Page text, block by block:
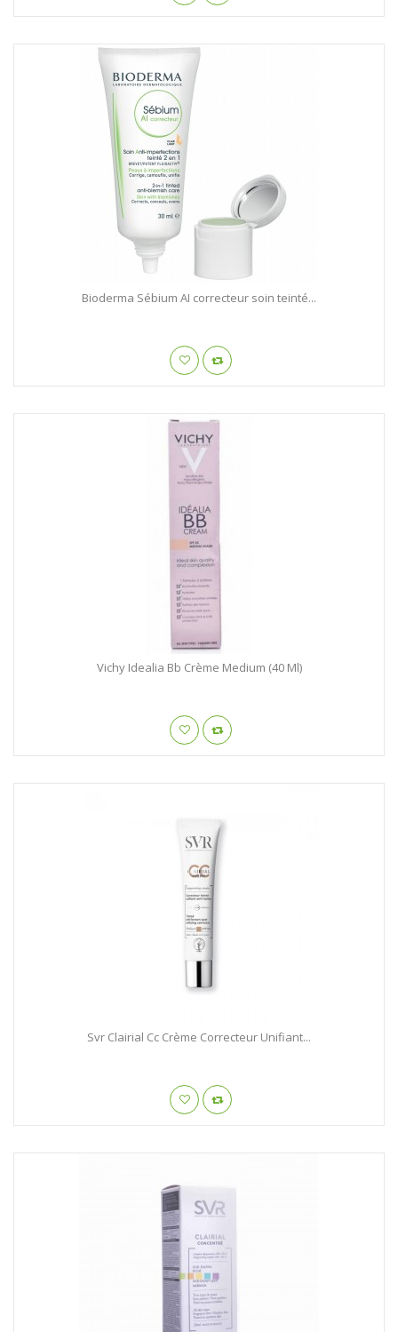
Bioderma Sébium AI correcteur soin teinté...
Vichy Idealia Bb Crème Medium (40 Ml)
Svr Clairial Cc Crème Correcteur Unifiant...